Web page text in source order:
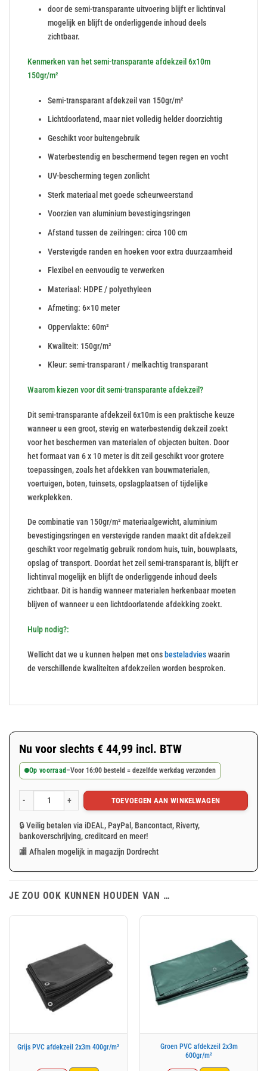
door de semi-transparante uitvoering blijft er lichtinval
mogelijk en blijft de onderliggende inhoud deels
zichtbaar.
Kenmerken van het semi-transparante afdekzeil 6x10m
150gr/m²
Semi-transparant afdekzeil van 150gr/m²
Lichtdoorlatend, maar niet volledig helder doorzichtig
Geschikt voor buitengebruik
Waterbestendig en beschermend tegen regen en vocht
UV-bescherming tegen zonlicht
Sterk materiaal met goede scheurweerstand
Voorzien van aluminium bevestigingsringen
Afstand tussen de zeilringen: circa 100 cm
Verstevigde randen en hoeken voor extra duurzaamheid
Flexibel en eenvoudig te verwerken
Materiaal: HDPE / polyethyleen
Afmeting: 6×10 meter
Oppervlakte: 60m²
Kwaliteit: 150gr/m²
Kleur: semi-transparant / melkachtig transparant
Waarom kiezen voor dit semi-transparante afdekzeil?
Dit semi-transparante afdekzeil 6x10m is een praktische keuze
wanneer u een groot, stevig en waterbestendig dekzeil zoekt
voor het beschermen van materialen of objecten buiten. Door
het formaat van 6 x 10 meter is dit zeil geschikt voor grotere
toepassingen, zoals het afdekken van bouwmaterialen,
voertuigen, boten, tuinsets, opslagplaatsen of tijdelijke
werkplekken.
De combinatie van 150gr/m² materiaalgewicht, aluminium
bevestigingsringen en verstevigde randen maakt dit afdekzeil
geschikt voor regelmatig gebruik rondom huis, tuin, bouwplaats,
opslag of transport. Doordat het zeil semi-transparant is, blijft er
lichtinval mogelijk en blijft de onderliggende inhoud deels
zichtbaar. Dit is handig wanneer materialen herkenbaar moeten
blijven of wanneer u een lichtdoorlatende afdekking zoekt.
Hulp nodig?:
Wellicht dat we u kunnen helpen met ons besteladvieswaarin
de verschillende kwaliteiten afdekzeilen worden besproken.
Nu voor slechts € 44,99 incl. BTW
Op voorraad–Voor 16:00 besteld = dezelfde werkdag verzonden
Semi-transparant afdekzeil 6x10m 150gr/m² met ringen aantal
TOEVOEGEN AAN WINKELWAGEN
🔒 Veilig betalen via iDEAL, PayPal, Bancontact, Riverty,
bankoverschrijving, creditcard en meer!
🏬 Afhalen mogelijk in magazijn Dordrecht
JE ZOU OOK KUNNEN HOUDEN VAN …
Grijs PVC afdekzeil 2x3m 400gr/m²
Groen PVC afdekzeil 2x3m
600gr/m²